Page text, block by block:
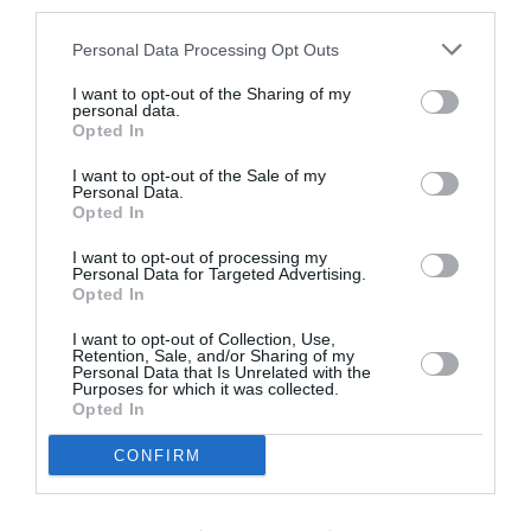
Personal Data Processing Opt Outs
I want to opt-out of the Sharing of my
personal data.
Opted In
I want to opt-out of the Sale of my
Personal Data.
Opted In
I want to opt-out of processing my
Personal Data for Targeted Advertising.
Opted In
I want to opt-out of Collection, Use,
Retention, Sale, and/or Sharing of my
Personal Data that Is Unrelated with the
Purposes for which it was collected.
Opted In
CONFIRM
σώζει ανθρώπινες ζωές, να προστατεύει τα δικαιώματα
και να διασφαλίζει ένα καλύτερο μέλλον για τους
ανθρώπους που αναγκάζονται να εγκαταλείψουν τις
εστίες τους εξαιτίας των συγκρούσεων και των
διωγμών. Η Ύπατη Αρμοστεία έχει παρουσία στην
Ελλάδα από το 1952, προσπαθώντας να διασφαλίσει την
προστασία και την ένταξη των προσφύγων και των
αιτούντων άσυλο στη χώρα. Η Ύπατη Αρμοστεία έχει
αναπτύξει πρωτοβουλίες και εργαλεία για τη
διασύνδεση των προσφύγων με την αγορά εργασίας και
υλοποιεί προγράμματα επαγγελματικής κατάρτισης,
εκπαίδευσης και βιοπορισμού. Το Γραφείο στην Ελλάδα
υλοποιεί επίσης δράσεις ευαισθητοποίησης και
συνεργάζεται με τις ελληνικές αρχές, φορείς της
κοινωνίας των πολιτών, πόλεις και δήμους, τον
ιδιωτικό τομέα, τις τοπικές και τις προσφυγικές